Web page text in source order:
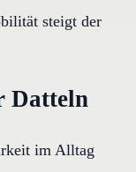
steigt der
Datteln
im Alltag